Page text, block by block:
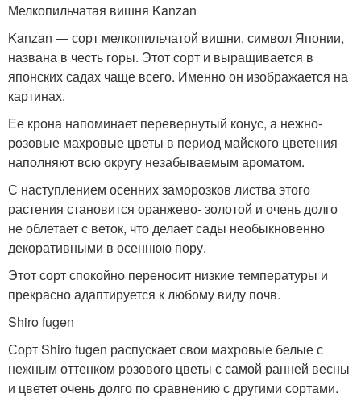
Мелкопильчатая вишня Kanzan
Kanzan — сорт мелкопильчатой вишни, символ Японии,
названа в честь горы. Этот сорт и выращивается в
японских садах чаще всего. Именно он изображается на
картинах.
Ее крона напоминает перевернутый конус, а нежно-
розовые махровые цветы в период майского цветения
наполняют всю округу незабываемым ароматом.
С наступлением осенних заморозков листва этого
растения становится оранжево- золотой и очень долго
не облетает с веток, что делает сады необыкновенно
декоративными в осеннюю пору.
Этот сорт спокойно переносит низкие температуры и
прекрасно адаптируется к любому виду почв.
Shiro fugen
Сорт Shiro fugen распускает свои махровые белые с
нежным оттенком розового цветы с самой ранней весны
и цветет очень долго по сравнению с другими сортами.